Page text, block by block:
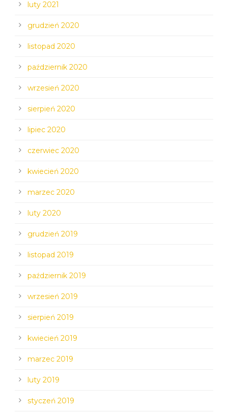
luty 2021
grudzień 2020
listopad 2020
październik 2020
wrzesień 2020
sierpień 2020
lipiec 2020
czerwiec 2020
kwiecień 2020
marzec 2020
luty 2020
grudzień 2019
listopad 2019
październik 2019
wrzesień 2019
sierpień 2019
kwiecień 2019
marzec 2019
luty 2019
styczeń 2019